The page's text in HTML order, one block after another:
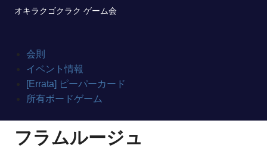
オキラクゴクラク ゲーム会
会則
イベント情報
[Errata] ピーパーカード
所有ボードゲーム
フラムルージュ